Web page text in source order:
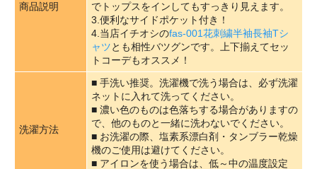
商品説明
でトップスをインしてもすっきり見えます。
3.便利なサイドポケット付き！
4.当店イチオシのfas-001花刺繍半袖長袖Tシ
ャツとも相性バツグンです。上下揃えてセッ
トコーデもオススメ！
洗濯方法
■ 手洗い推奨。洗濯機で洗う場合は、必ず洗濯
ネットに入れて洗ってください。
■ 濃い色のものは色落ちする場合がありますの
で、他のものと一緒に洗わないでください。
■ お洗濯の際、塩素系漂白剤・タンブラー乾燥
機のご使用は避けてください。
■ アイロンを使う場合は、低～中の温度設定